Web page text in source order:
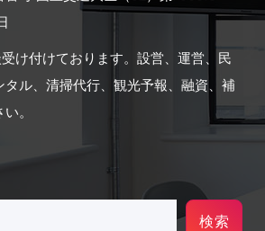
け付けております。設営、運営、民
ル、清掃代行、観光予報、融資、補
。
検索